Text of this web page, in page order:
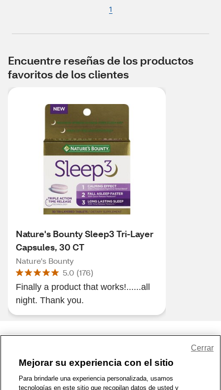
1
Encuentre reseñas de los productos
favoritos de los clientes
Nature's Bounty Sleep3 Tri-Layer
Capsules, 30 CT
Nature's Bounty
5.0 (176)
Finally a product that works!......all
night. Thank you.
1-800-679-9691 | Contáctenos | Términos de Uso | Accesibilidad
Mejorar su experiencia con el sitio
Para brindarle una experiencia personalizada, usamos
tecnologías en este sitio que recopilan datos de usted y
Cerrar